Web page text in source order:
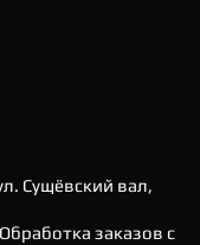
Сущёвский вал,
заказов с